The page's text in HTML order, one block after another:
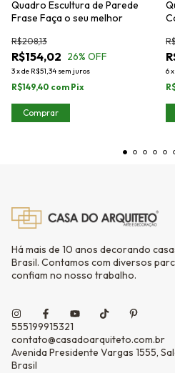
Quadro Escultura de Parede
Frase Faça o seu melhor
R$154,02
R$208,13
26% OFF
3xde R$51,34 sem juros
R$149,40 com Pix
Comprar
6x
Há mais de 10 anos decorando
Brasil. Contamos com diversos
confiam no nosso trabalho.
555199915321
contato@casadoarquiteto.com.br
Avenida Presidente Vargas 1555,
Brasil